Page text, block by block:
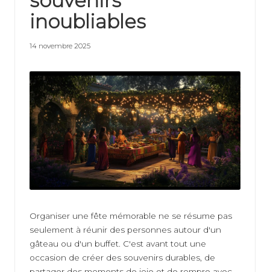
fo
r
m
at
io
n
inoubliables
14 novembre 2025
Organiser une fête mémorable ne se résume pas
seulement à réunir des personnes autour d'un
gâteau ou d'un buffet. C'est avant tout une
occasion de créer des souvenirs durables, de